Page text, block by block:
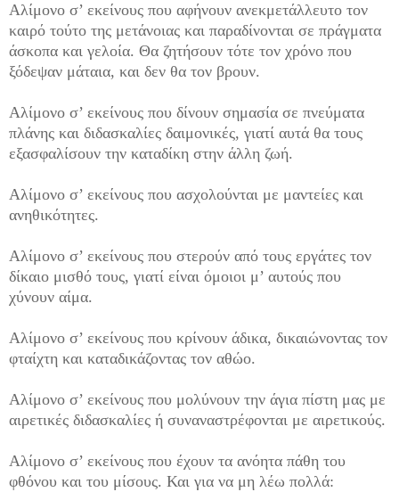
Αλίμονο σ’ εκείνους που αφήνουν ανεκμετάλλευτο τον
καιρό τούτο της μετάνοιας και παραδίνονται σε πράγματα
άσκοπα και γελοία. Θα ζητήσουν τότε τον χρόνο που
ξόδεψαν μάταια, και δεν θα τον βρουν.
Αλίμονο σ’ εκείνους που δίνουν σημασία σε πνεύματα
πλάνης και διδασκαλίες δαιμονικές, γιατί αυτά θα τους
εξασφαλίσουν την καταδίκη στην άλλη ζωή.
Αλίμονο σ’ εκείνους που ασχολούνται με μαντείες και
ανηθικότητες.
Αλίμονο σ’ εκείνους που στερούν από τους εργάτες τον
δίκαιο μισθό τους, γιατί είναι όμοιοι μ’ αυτούς που
χύνουν αίμα.
Αλίμονο σ’ εκείνους που κρίνουν άδικα, δικαιώνοντας τον
φταίχτη και καταδικάζοντας τον αθώο.
Αλίμονο σ’ εκείνους που μολύνουν την άγια πίστη μας με
αιρετικές διδασκαλίες ή συναναστρέφονται με αιρετικούς.
Αλίμονο σ’ εκείνους που έχουν τα ανόητα πάθη του
φθόνου και του μίσους. Και για να μη λέω πολλά: